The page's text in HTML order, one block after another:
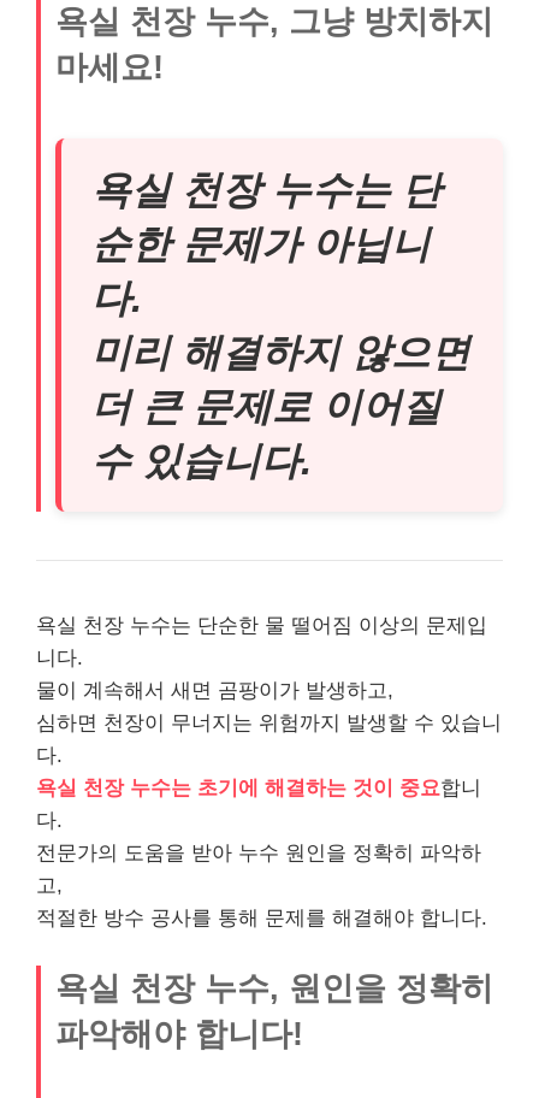
욕실 천장 누수, 그냥 방치하지
마세요!
욕실 천장 누수는 단
순한 문제가 아닙니
다.
미리 해결하지 않으면
더 큰 문제로 이어질
수 있습니다.
욕실 천장 누수는 단순한 물 떨어짐 이상의 문제입
니다.
물이 계속해서 새면 곰팡이가 발생하고,
심하면 천장이 무너지는 위험까지 발생할 수 있습니
다.
욕실 천장 누수는 초기에 해결하는 것이 중요합니
다.
전문가의 도움을 받아 누수 원인을 정확히 파악하
고,
적절한 방수 공사를 통해 문제를 해결해야 합니다.
욕실 천장 누수, 원인을 정확히
파악해야 합니다!